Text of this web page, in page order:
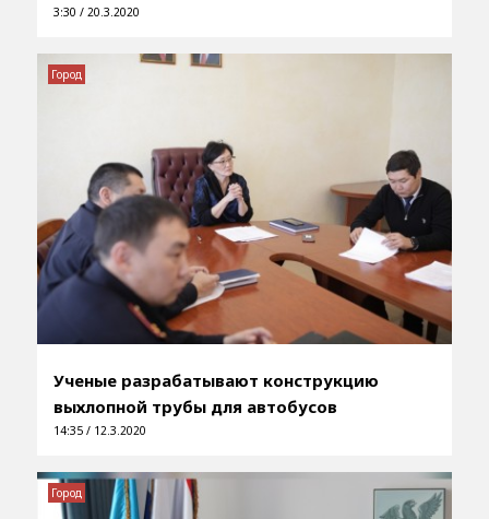
3:30 / 20.3.2020
Ученые разрабатывают конструкцию
выхлопной трубы для автобусов
14:35 / 12.3.2020
Город
Город